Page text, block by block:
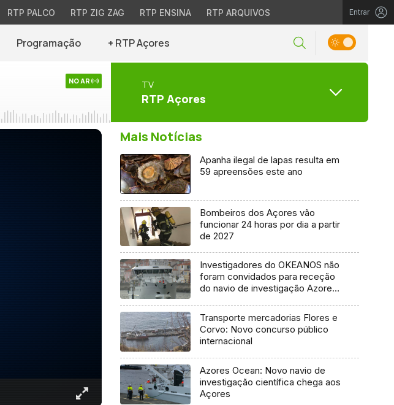
RTP PALCO RTP ZIG ZAG RTP ENSINA RTP ARQUIVOS Entrar
Programação + RTP Açores
NO AR TV
RTP Açores
Mais Notícias
Apanha ilegal de lapas resulta em
59 apreensões este ano
Bombeiros dos Açores vão
funcionar 24 horas por dia a partir
de 2027
Investigadores do OKEANOS não
foram convidados para receção
do navio de investigação Azores
Transporte mercadorias Flores e
Corvo: Novo concurso público
internacional
Azores Ocean: Novo navio de
investigação científica chega aos
Açores